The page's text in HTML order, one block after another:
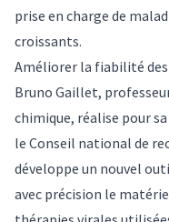
prise en charge de
croissants.
Améliorer la fiabilité
Bruno Gaillet,
chimique, réalise pour
le Conseil national de
développe un nouvel
avec précision le